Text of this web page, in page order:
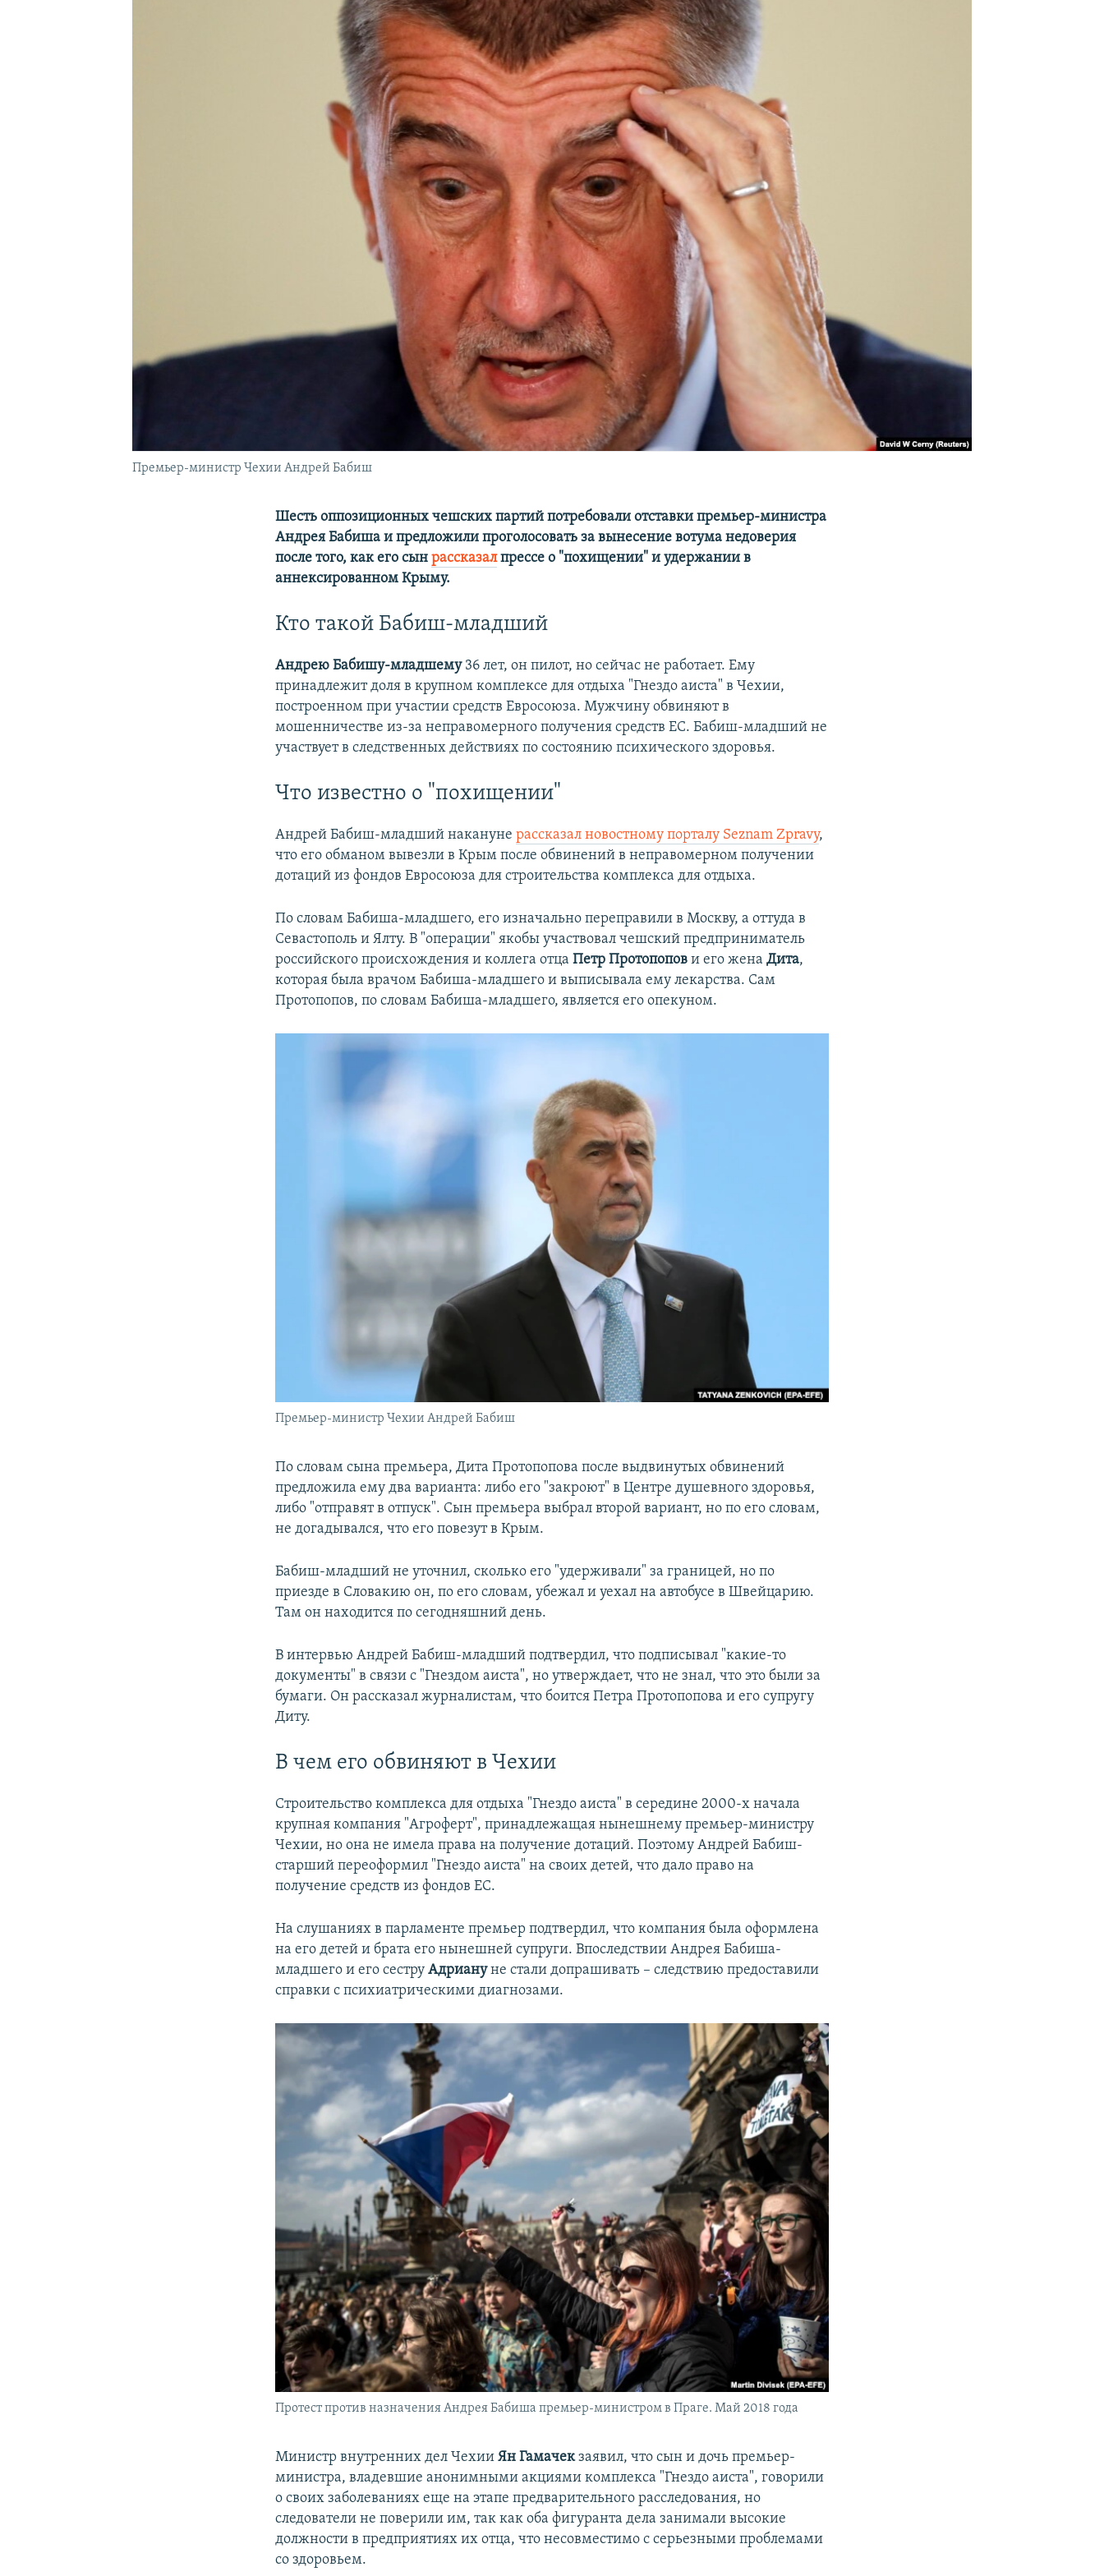
Премьер-министр Чехии Андрей Бабиш
Шесть оппозиционных чешских партий потребовали отставки премьер-министра
Андрея Бабиша и предложили проголосовать за вынесение вотума недоверия
после того, как его сынрассказалпрессе о "похищении" и удержании в
аннексированном Крыму.
Кто такой Бабиш-младший
Андрею Бабишу-младшему36 лет, он пилот, но сейчас не работает. Ему
принадлежит доля в крупном комплексе для отдыха "Гнездо аиста" в Чехии,
построенном при участии средств Евросоюза. Мужчину обвиняют в
мошенничестве из-за неправомерного получения средств ЕС. Бабиш-младший не
участвует в следственных действиях по состоянию психического здоровья.
Что известно о "похищении"
Андрей Бабиш-младший наканунерассказал новостному порталу Seznam Zpravy,
что его обманом вывезли в Крым после обвинений в неправомерном получении
дотаций из фондов Евросоюза для строительства комплекса для отдыха.
По словам Бабиша-младшего, его изначально переправили в Москву, а оттуда в
Севастополь и Ялту. В "операции" якобы участвовал чешский предприниматель
российского происхождения и коллега отцаПетр Протопопов и его женаДита,
которая была врачом Бабиша-младшего и выписывала ему лекарства. Сам
Протопопов, по словам Бабиша-младшего, является его опекуном.
Премьер-министр Чехии Андрей Бабиш
По словам сына премьера, Дита Протопопова после выдвинутых обвинений
предложила ему два варианта: либо его "закроют" в Центре душевного здоровья,
либо "отправят в отпуск". Сын премьера выбрал второй вариант, но по его словам,
не догадывался, что его повезут в Крым.
Бабиш-младший не уточнил, сколько его "удерживали" за границей, но по
приезде в Словакию он, по его словам, убежал и уехал на автобусе в Швейцарию.
Там он находится по сегодняшний день.
В интервью Андрей Бабиш-младший подтвердил, что подписывал "какие-то
документы" в связи с "Гнездом аиста", но утверждает, что не знал, что это были за
бумаги. Он рассказал журналистам, что боится Петра Протопопова и его супругу
Диту.​
В чем его обвиняют в Чехии
Строительство комплекса для отдыха "Гнездо аиста" в середине 2000-х начала
крупная компания "Агроферт", принадлежащая нынешнему премьер-министру
Чехии, но она не имела права на получение дотаций. Поэтому Андрей Бабиш-
старший переоформил "Гнездо аиста" на своих детей, что дало право на
получение средств из фондов ЕС.
На слушаниях в парламенте премьер подтвердил, что компания была оформлена
на его детей и брата его нынешней супруги. Впоследствии Андрея Бабиша-
младшего и его сеструАдриануне стали допрашивать – следствию предоставили
справки с психиатрическими диагнозами.
Протест против назначения Андрея Бабиша премьер-министром в Праге. Май 2018 года
Министр внутренних дел ЧехииЯн Гамачекзаявил, что сын и дочь премьер-
министра, владевшие анонимными акциями комплекса "Гнездо аиста", говорили
о своих заболеваниях еще на этапе предварительного расследования, но
следователи не поверили им, так как оба фигуранта дела занимали высокие
должности в предприятиях их отца, что несовместимо с серьезными проблемами
со здоровьем.